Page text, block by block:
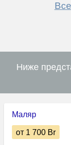
Ниже
Маляр
от 1 700 Br